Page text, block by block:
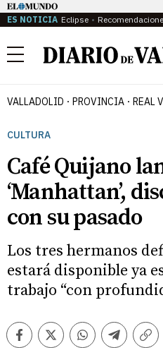
ES NOTICIA Eclipse
Menú
VALLADOLID PROVINCIA REAL
CULTURA
Café Quijano
‘Manhattan’,
con su pasado
Los tres hermanos
estará disponible ya
trabajo “con
FacebookTwitterWhatsappTelegram